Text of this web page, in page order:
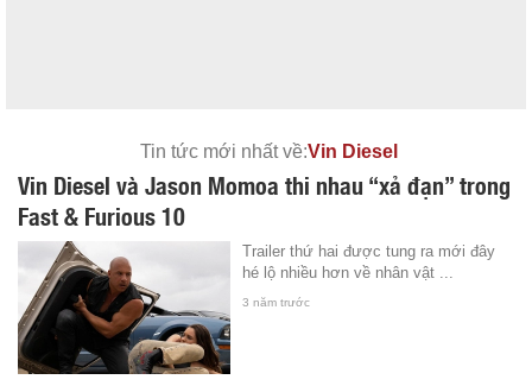
Tin tức mới nhất về:Vin Diesel
Vin Diesel và Jason Momoa thi nhau “xả đạn” trong
Fast & Furious 10
Trailer thứ hai được tung ra mới đây
hé lộ nhiều hơn về nhân vật ...
3 năm trước